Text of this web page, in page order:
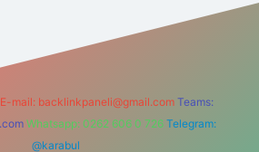
E-mail: backlinkpaneli@gmail.com Teams:
Whatsapp: 0262 606 0 726 Telegram:
@karabul